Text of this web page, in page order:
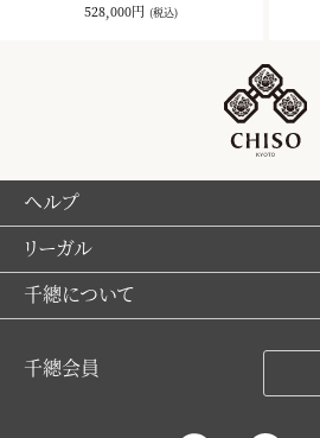
528,000円 (税込)
ヘルプ
リーガル
千總について
千總会員